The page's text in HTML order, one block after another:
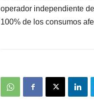
operador independiente
100% de los consumos